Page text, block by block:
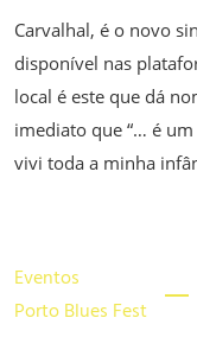
Carvalhal, é o novo
disponível nas
local é este que dá
imediato que “… é
vivi toda a minha
Eventos
Porto Blues Fest